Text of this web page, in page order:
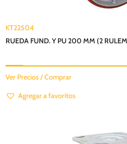
KT22504
RUEDA FUND. Y PU 200 MM (2
Ver Precios / Comprar
Agregar a favoritos